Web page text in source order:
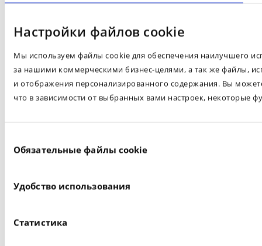
Настройки файлов cookie
Мы используем файлы cookie для обеспечения наилучшего
за нашими коммерческими бизнес-целями, а так же файлы,
и отображения персонализированного содержания. Вы
что в зависимости от выбранных вами настроек, некоторые
согласия
Обязательные файлы cookie
Удобство использования
Статистика